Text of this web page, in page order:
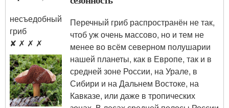
несъедобный
гриб
✘ ✗ ✗ ✗
Перечный гриб распространён не так,
чтоб уж очень массово, но и тем не
менее во всём северном полушарии
нашей планеты, как в Европе, так и в
средней зоне России, на Урале, в
Сибири и на Дальнем Востоке, на
Кавказе, или даже в тропических